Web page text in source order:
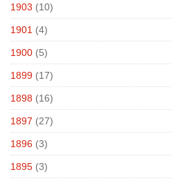
1903 (10)
1901 (4)
1900 (5)
1899 (17)
1898 (16)
1897 (27)
1896 (3)
1895 (3)